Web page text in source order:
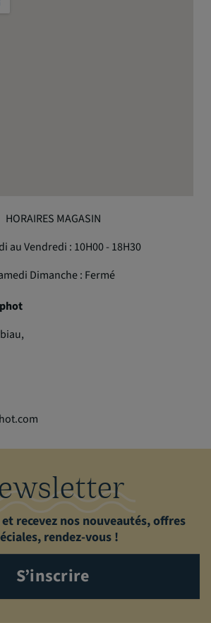
HORAIRES MAGASIN
au Vendredi : 10H00 - 18H30
Dimanche : Fermé
recevez nos nouveautés, offres
rendez-vous !
S’inscrire